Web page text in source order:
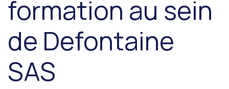
formation au sein
de Defontaine
SAS